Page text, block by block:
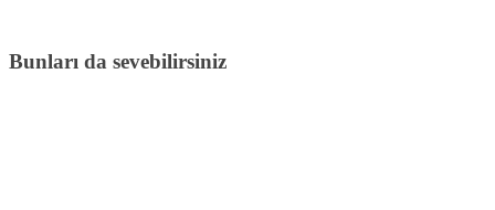
Bunları da sevebilirsiniz